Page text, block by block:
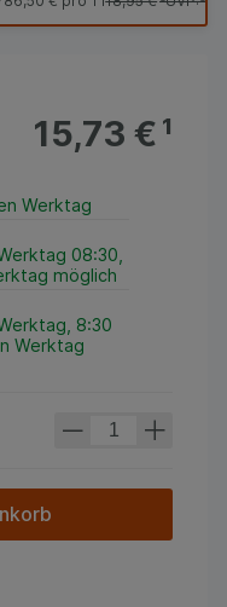
15,73 €¹
Werktag
08:30,
möglich
8:30
Werktag